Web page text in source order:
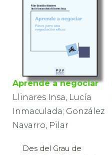
Aprende a negociar
Llinares Insa, Lucía
Inmaculada; González
Navarro, Pilar
Des del Grau de